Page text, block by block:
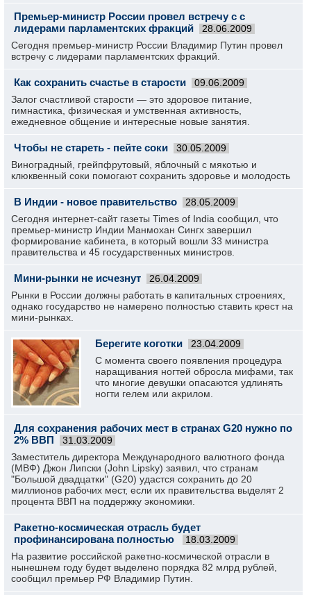
Премьер-министр России провел встречу с с
лидерами парламентских фракций
28.06.2009
Сегодня премьер-министр России Владимир Путин провел
встречу с лидерами парламентских фракций.
Как сохранить счастье в старости 09.06.2009
Залог счастливой старости — это здоровое питание,
гимнастика, физическая и умственная активность,
ежедневное общение и интересные новые занятия.
Чтобы не стареть - пейте соки 30.05.2009
Виноградный, грейпфрутовый, яблочный с мякотью и
клюквенный соки помогают сохранить здоровье и молодость
В Индии - новое правительство 28.05.2009
Сегодня интернет-сайт газеты Times of India сообщил, что
премьер-министр Индии Манмохан Сингх завершил
формирование кабинета, в который вошли 33 министра
правительства и 45 государственных министров.
Мини-рынки не исчезнут 26.04.2009
Рынки в России должны работать в капитальных строениях,
однако государство не намерено полностью ставить крест на
мини-рынках.
Берегите коготки 23.04.2009
С момента своего появления процедура
наращивания ногтей обросла мифами, так
что многие девушки опасаются удлинять
ногти гелем или акрилом.
Для сохранения рабочих мест в странах G20 нужно по
2% ВВП
31.03.2009
Заместитель директора Международного валютного фонда
(МВФ) Джон Липски (John Lipsky) заявил, что странам
"Большой двадцатки" (G20) удастся сохранить до 20
миллионов рабочих мест, если их правительства выделят 2
процента ВВП на поддержку экономики.
Ракетно-космическая отрасль будет
профинансирована полностью
18.03.2009
На развитие российской ракетно-космической отрасли в
нынешнем году будет выделено порядка 82 млрд рублей,
сообщил премьер РФ Владимир Путин.